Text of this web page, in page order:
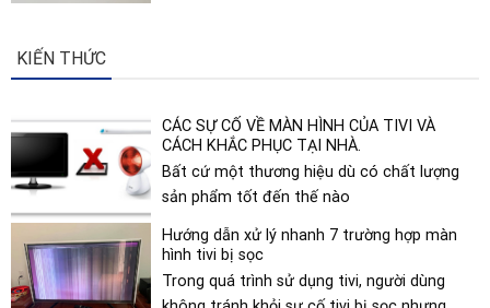
CÁCH KHẮC PHỤC TẠI NHÀ.
Bất cứ một thương hiệu dù có chất lượng
sản phẩm tốt đến thế nào
Hướng dẫn xử lý nhanh 7 trường hợp màn
hình tivi bị sọc
Trong quá trình sử dụng tivi, người dùng
không tránh khỏi sự cố tivi bị sọc nhưng